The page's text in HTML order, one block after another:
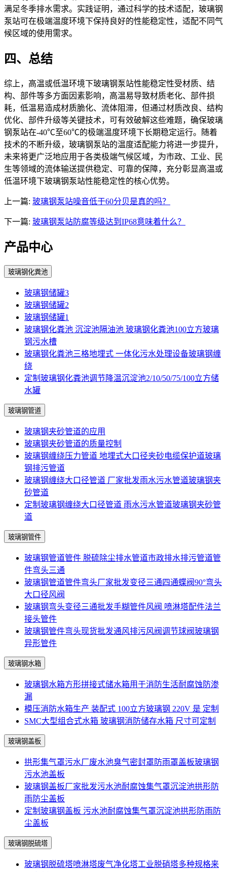
满足冬季排水需求。实践证明，通过科学的技术适配，玻璃钢
泵站可在极端温度环境下保持良好的性能稳定性，适配不同气
候区域的使用需求。
四、总结
综上，高温或低温环境下玻璃钢泵站性能稳定性受材质、结
构、部件等多方面因素影响，高温易导致材质老化、部件损
耗，低温易造成材质脆化、流体阻滞，但通过材质改良、结构
优化、部件升级等关键技术，可有效破解这些难题，确保玻璃
钢泵站在-40℃至60℃的极端温度环境下长期稳定运行。随着
技术的不断升级，玻璃钢泵站的温度适配能力将进一步提升，
未来将更广泛地应用于各类极端气候区域，为市政、工业、民
生等领域的流体输送提供稳定、可靠的保障，充分彰显高温或
低温环境下玻璃钢泵站性能稳定性的核心优势。
上一篇: 玻璃钢泵站噪音低于60分贝是真的吗？
下一篇: 玻璃钢泵站防腐等级达到IP68意味着什么？
产品中心
玻璃钢化粪池
玻璃钢储罐3
玻璃钢储罐2
玻璃钢储罐1
玻璃钢化粪池 沉淀池隔油池 玻璃钢化粪池100立方玻璃
钢污水槽
玻璃钢化粪池三格地埋式 一体化污水处理设备玻璃钢缠
绕
定制玻璃钢化粪池调节降温沉淀池2/10/50/75/100立方储
水罐
玻璃钢管道
玻璃钢夹砂管道的应用
玻璃钢夹砂管道的质量控制
玻璃钢缠绕压力管道 地埋式大口径夹砂电缆保护道玻璃
钢排污管道
玻璃钢缠绕大口径管道 厂家批发雨水污水管道玻璃钢夹
砂管道
定制玻璃钢缠绕大口径管道 雨水污水管道玻璃钢夹砂管
道
玻璃钢管件
玻璃钢管道管件 脱硫除尘排水管道市政排水排污管道管
件弯头三通
玻璃钢管道管件弯头厂家批发变径三通四通蝶阀90°弯头
大口径风阀
玻璃钢弯头变径三通批发手糊管件风阀 喷淋塔配件法兰
接头管件
玻璃钢管件弯头现货批发通风排污风阀调节球阀玻璃钢
异形管件
玻璃钢水箱
玻璃钢水箱方形拼接式储水箱用于消防生活耐腐蚀防渗
漏
模压消防水箱生产 装配式 100立方玻璃钢 220V 是 定制
SMC大型组合式水箱 玻璃钢消防储存水箱 尺寸可定制
玻璃钢盖板
拱形集气罩污水厂废水池臭气密封罩防雨罩盖板玻璃钢
污水池盖板
玻璃钢盖板厂家批发污水池耐腐蚀集气罩沉淀池拱形防
雨防尘盖板
定制玻璃钢盖板 污水池耐腐蚀集气罩沉淀池拱形防雨防
尘盖板
玻璃钢脱硫塔
玻璃钢脱硫塔喷淋塔废气净化塔工业脱硝塔多种规格来